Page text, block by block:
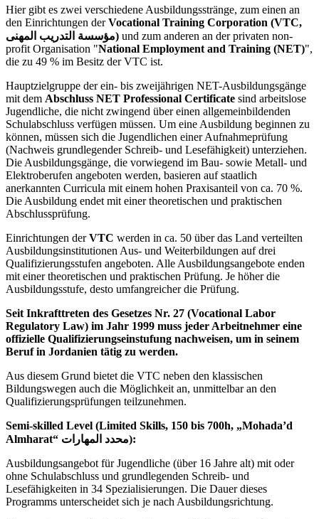
Hier gibt es zwei verschiedene Ausbildungsstränge, zum einen an
den Einrichtungen derVocational Training Corporation (VTC,
مؤسسة التدريب المهنى) und zum anderen an der privaten non-
profit Organisation "National Employment and Training (NET)",
die zu 49 % im Besitz der VTC ist.
Hauptzielgruppe der ein- bis zweijährigen NET-Ausbildungsgänge
mit dem Abschluss NET Professional Certificate sind arbeitslose
Jugendliche, die nicht zwingend über einen allgemeinbildenden
Schulabschluss verfügen müssen. Um eine Ausbildung beginnen zu
können, müssen sich die Jugendlichen einer Aufnahmeprüfung
(Nachweis grundlegender Schreib- und Lesefähigkeit) unterziehen.
Die Ausbildungsgänge, die vorwiegend im Bau- sowie Metall- und
Elektroberufen angeboten werden, basieren auf staatlich
anerkannten Curricula mit einem hohen Praxisanteil von ca. 70 %.
Die Ausbildung endet mit einer theoretischen und praktischen
Abschlussprüfung.
Einrichtungen derVTC werden in ca. 50 über das Land verteilten
Ausbildungsinstitutionen Aus- und Weiterbildungen auf drei
Qualifizierungsstufen angeboten. Alle Ausbildungsangebote enden
mit einer theoretischen und praktischen Prüfung. Je höher die
Ausbildungsstufe, desto umfangreicher die Prüfung.
Seit Inkrafttreten des Gesetzes Nr. 27 (Vocational Labor
Regulatory Law) im Jahr 1999 muss jeder Arbeitnehmer eine
offizielle Qualifizierungseinstufung nachweisen, um in seinem
Beruf in Jordanien tätig zu werden.
Aus diesem Grund bietet die VTC neben den klassischen
Bildungswegen auch die Möglichkeit an, unmittelbar an den
Qualifizierungsprüfungen teilzunehmen.
Semi-skilled Level (Limited Skills, 150 bis 700h, „Mohada’d
Almharat“ محدد المهارات):
Ausbildungsangebot für Jugendliche (über 16 Jahre alt) mit oder
ohne Schulabschluss und grundlegenden Schreib- und
Lesefähigkeiten in 34 Spezialisierungen. Die Dauer dieses
Programms unterscheidet sich je nach Ausbildungsrichtung.